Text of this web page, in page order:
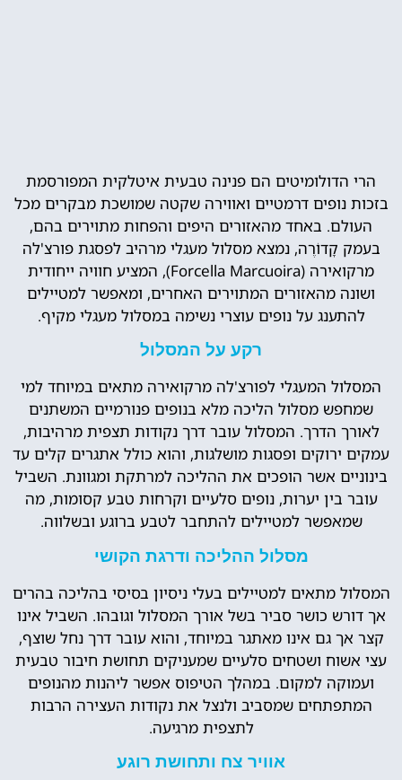
הרי הדולומיטים הם פנינה טבעית איטלקית המפורסמת
בזכות נופים דרמטיים ואווירה שקטה שמושכת מבקרים מכל
העולם. באחד מהאזורים היפים והפחות מתוירים בהם,
בעמק קָדוֹרֶה, נמצא מסלול מעגלי מרהיב לפסגת פורצ'לה
מרקואירה (Forcella Marcuoira), המציע חוויה ייחודית
ושונה מהאזורים המתוירים האחרים, ומאפשר למטיילים
להתענג על נופים עוצרי נשימה במסלול מעגלי מקיף.
רקע על המסלול
המסלול המעגלי לפורצ'לה מרקואירה מתאים במיוחד למי
שמחפש מסלול הליכה מלא בנופים פנורמיים המשתנים
לאורך הדרך. המסלול עובר דרך נקודות תצפית מרהיבות,
עמקים ירוקים ופסגות מושלגות, והוא כולל אתגרים קלים עד
בינוניים אשר הופכים את ההליכה למרתקת ומגוונת. השביל
עובר בין יערות, נופים סלעיים וקרחות טבע קסומות, מה
שמאפשר למטיילים להתחבר לטבע ברוגע ובשלווה.
מסלול ההליכה ודרגת הקושי
המסלול מתאים למטיילים בעלי ניסיון בסיסי בהליכה בהרים
אך דורש כושר סביר בשל אורך המסלול וגובהו. השביל אינו
קצר אך גם אינו מאתגר במיוחד, והוא עובר דרך נחל שוצף,
עצי אשוח ושטחים סלעיים שמעניקים תחושת חיבור טבעית
ועמוקה למקום. במהלך הטיפוס אפשר ליהנות מהנופים
המתפתחים שמסביב ולנצל את נקודות העצירה הרבות
לתצפית מרגיעה.
אוויר צח ותחושת רוגע